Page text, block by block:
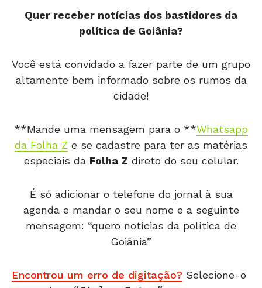
Quer receber notícias dos bastidores da
política de Goiânia?
Você está convidado a fazer parte de um grupo
altamente bem informado sobre os rumos da
cidade!
**Mande uma mensagem para o **Whatsapp
da Folha Z e se cadastre para ter as matérias
especiais da Folha Z direto do seu celular.
É só adicionar o telefone do jornal à sua
agenda e mandar o seu nome e a seguinte
mensagem: “quero notícias da política de
Goiânia”
Encontrou um erro de digitação? Selecione-o